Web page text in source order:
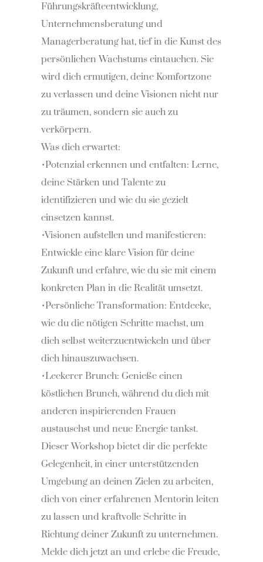
Führungskräfteentwicklung,
Unternehmensberatung und
Managerberatung hat, tief in die Kunst des
persönlichen Wachstums eintauchen. Sie
wird dich ermutigen, deine Komfortzone
zu verlassen und deine Visionen nicht nur
zu träumen, sondern sie auch zu
verkörpern.
Was dich erwartet:
•Potenzial erkennen und entfalten: Lerne,
deine Stärken und Talente zu
identifizieren und wie du sie gezielt
einsetzen kannst.
•Visionen aufstellen und manifestieren:
Entwickle eine klare Vision für deine
Zukunft und erfahre, wie du sie mit einem
konkreten Plan in die Realität umsetzt.
•Persönliche Transformation: Entdecke,
wie du die nötigen Schritte machst, um
dich selbst weiterzuentwickeln und über
dich hinauszuwachsen.
•Leckerer Brunch: Genieße einen
köstlichen Brunch, während du dich mit
anderen inspirierenden Frauen
austauschst und neue Energie tankst.
Dieser Workshop bietet dir die perfekte
Gelegenheit, in einer unterstützenden
Umgebung an deinen Zielen zu arbeiten,
dich von einer erfahrenen Mentorin leiten
zu lassen und kraftvolle Schritte in
Richtung deiner Zukunft zu unternehmen.
Melde dich jetzt an und erlebe die Freude,